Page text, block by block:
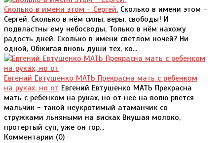
Сколько в имени этом - Сергей. Сколько в имени этом -
Сергей. Сколько в нём силы, веры, свободы! И
подвластны ему небосводы, Только в нём нахожу
радость дней. Сколько в имени светлом ночей? Ни
одной, Обжигая вновь души тех, ко...
Евгений Евтушенко МАТЬ Прекрасна мать с ребенком
на руках, но от Евгений Евтушенко МАТЬ Прекрасна
мать с ребенком на руках, но от нее на волю рвется
мальчик - такой неукротимый атаманчик со
стружками льняными на висках Вкушая молоко,
протертый суп, уже он гор...
Комментарии (0)